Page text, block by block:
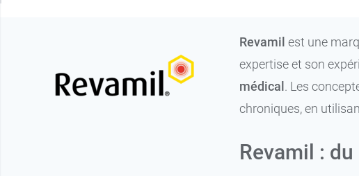
Revamil est une
expertise et son
médical . Les
chroniques, en
Revamil :